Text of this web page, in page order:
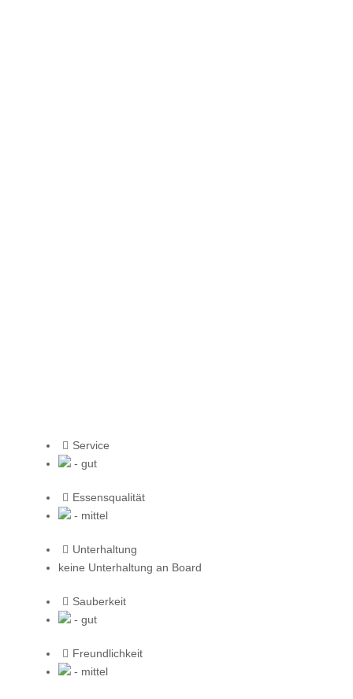
Service
- gut
Essensqualität
- mittel
Unterhaltung
keine Unterhaltung an Board
Sauberkeit
- gut
Freundlichkeit
- mittel